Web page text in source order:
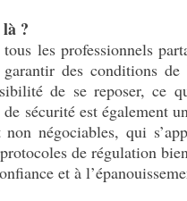
?
les professionnels
des conditions
de se reposer, ce
sécurité est également
non négociables, qui
de régulation
et à